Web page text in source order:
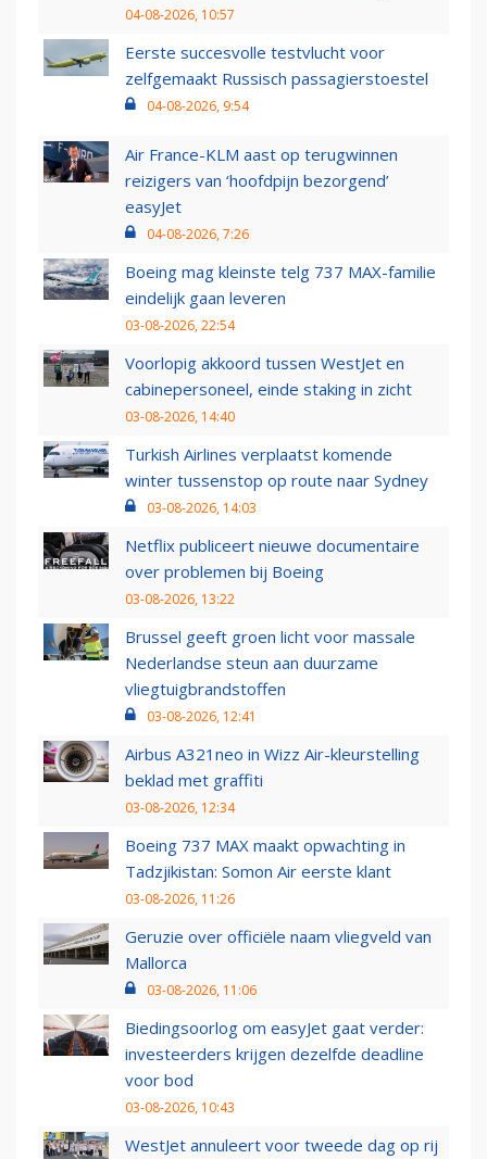
04-08-2026, 10:57
Eerste succesvolle testvlucht voor
zelfgemaakt Russisch passagierstoestel
04-08-2026, 9:54
Air France-KLM aast op terugwinnen
reizigers van ‘hoofdpijn bezorgend’
easyJet
04-08-2026, 7:26
Boeing mag kleinste telg 737 MAX-familie
eindelijk gaan leveren
03-08-2026, 22:54
Voorlopig akkoord tussen WestJet en
cabinepersoneel, einde staking in zicht
03-08-2026, 14:40
Turkish Airlines verplaatst komende
winter tussenstop op route naar Sydney
03-08-2026, 14:03
Netflix publiceert nieuwe documentaire
over problemen bij Boeing
03-08-2026, 13:22
Brussel geeft groen licht voor massale
Nederlandse steun aan duurzame
vliegtuigbrandstoffen
03-08-2026, 12:41
Airbus A321neo in Wizz Air-kleurstelling
beklad met graffiti
03-08-2026, 12:34
Boeing 737 MAX maakt opwachting in
Tadzjikistan: Somon Air eerste klant
03-08-2026, 11:26
Geruzie over officiële naam vliegveld van
Mallorca
03-08-2026, 11:06
Biedingsoorlog om easyJet gaat verder:
investeerders krijgen dezelfde deadline
voor bod
03-08-2026, 10:43
WestJet annuleert voor tweede dag op rij